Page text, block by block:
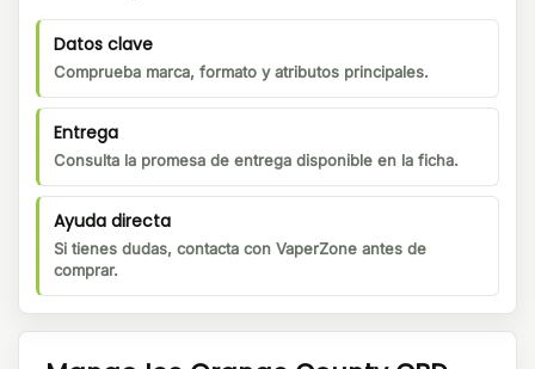
Datos clave
Comprueba marca, formato y atributos principales.
Entrega
Consulta la promesa de entrega disponible en la ficha.
Ayuda directa
Si tienes dudas, contacta con VaperZone antes de
comprar.